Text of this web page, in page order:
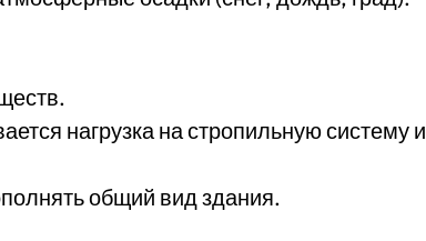
нагрузка на стропильную систему и
общий вид здания.